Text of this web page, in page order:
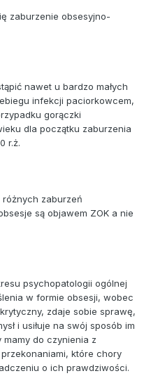
zaburzenie obsesyjno-
nawet u bardzo małych
infekcji paciorkowcem,
gorączki
dla początku zaburzenia
r.ż.
różnych zaburzeń
są objawem ZOK a nie
psychopatologii ogólnej
w formie obsesji, wobec
zdaje sobie sprawę,
i usiłuje na swój sposób im
do czynienia z
które chory
o ich prawdziwości.